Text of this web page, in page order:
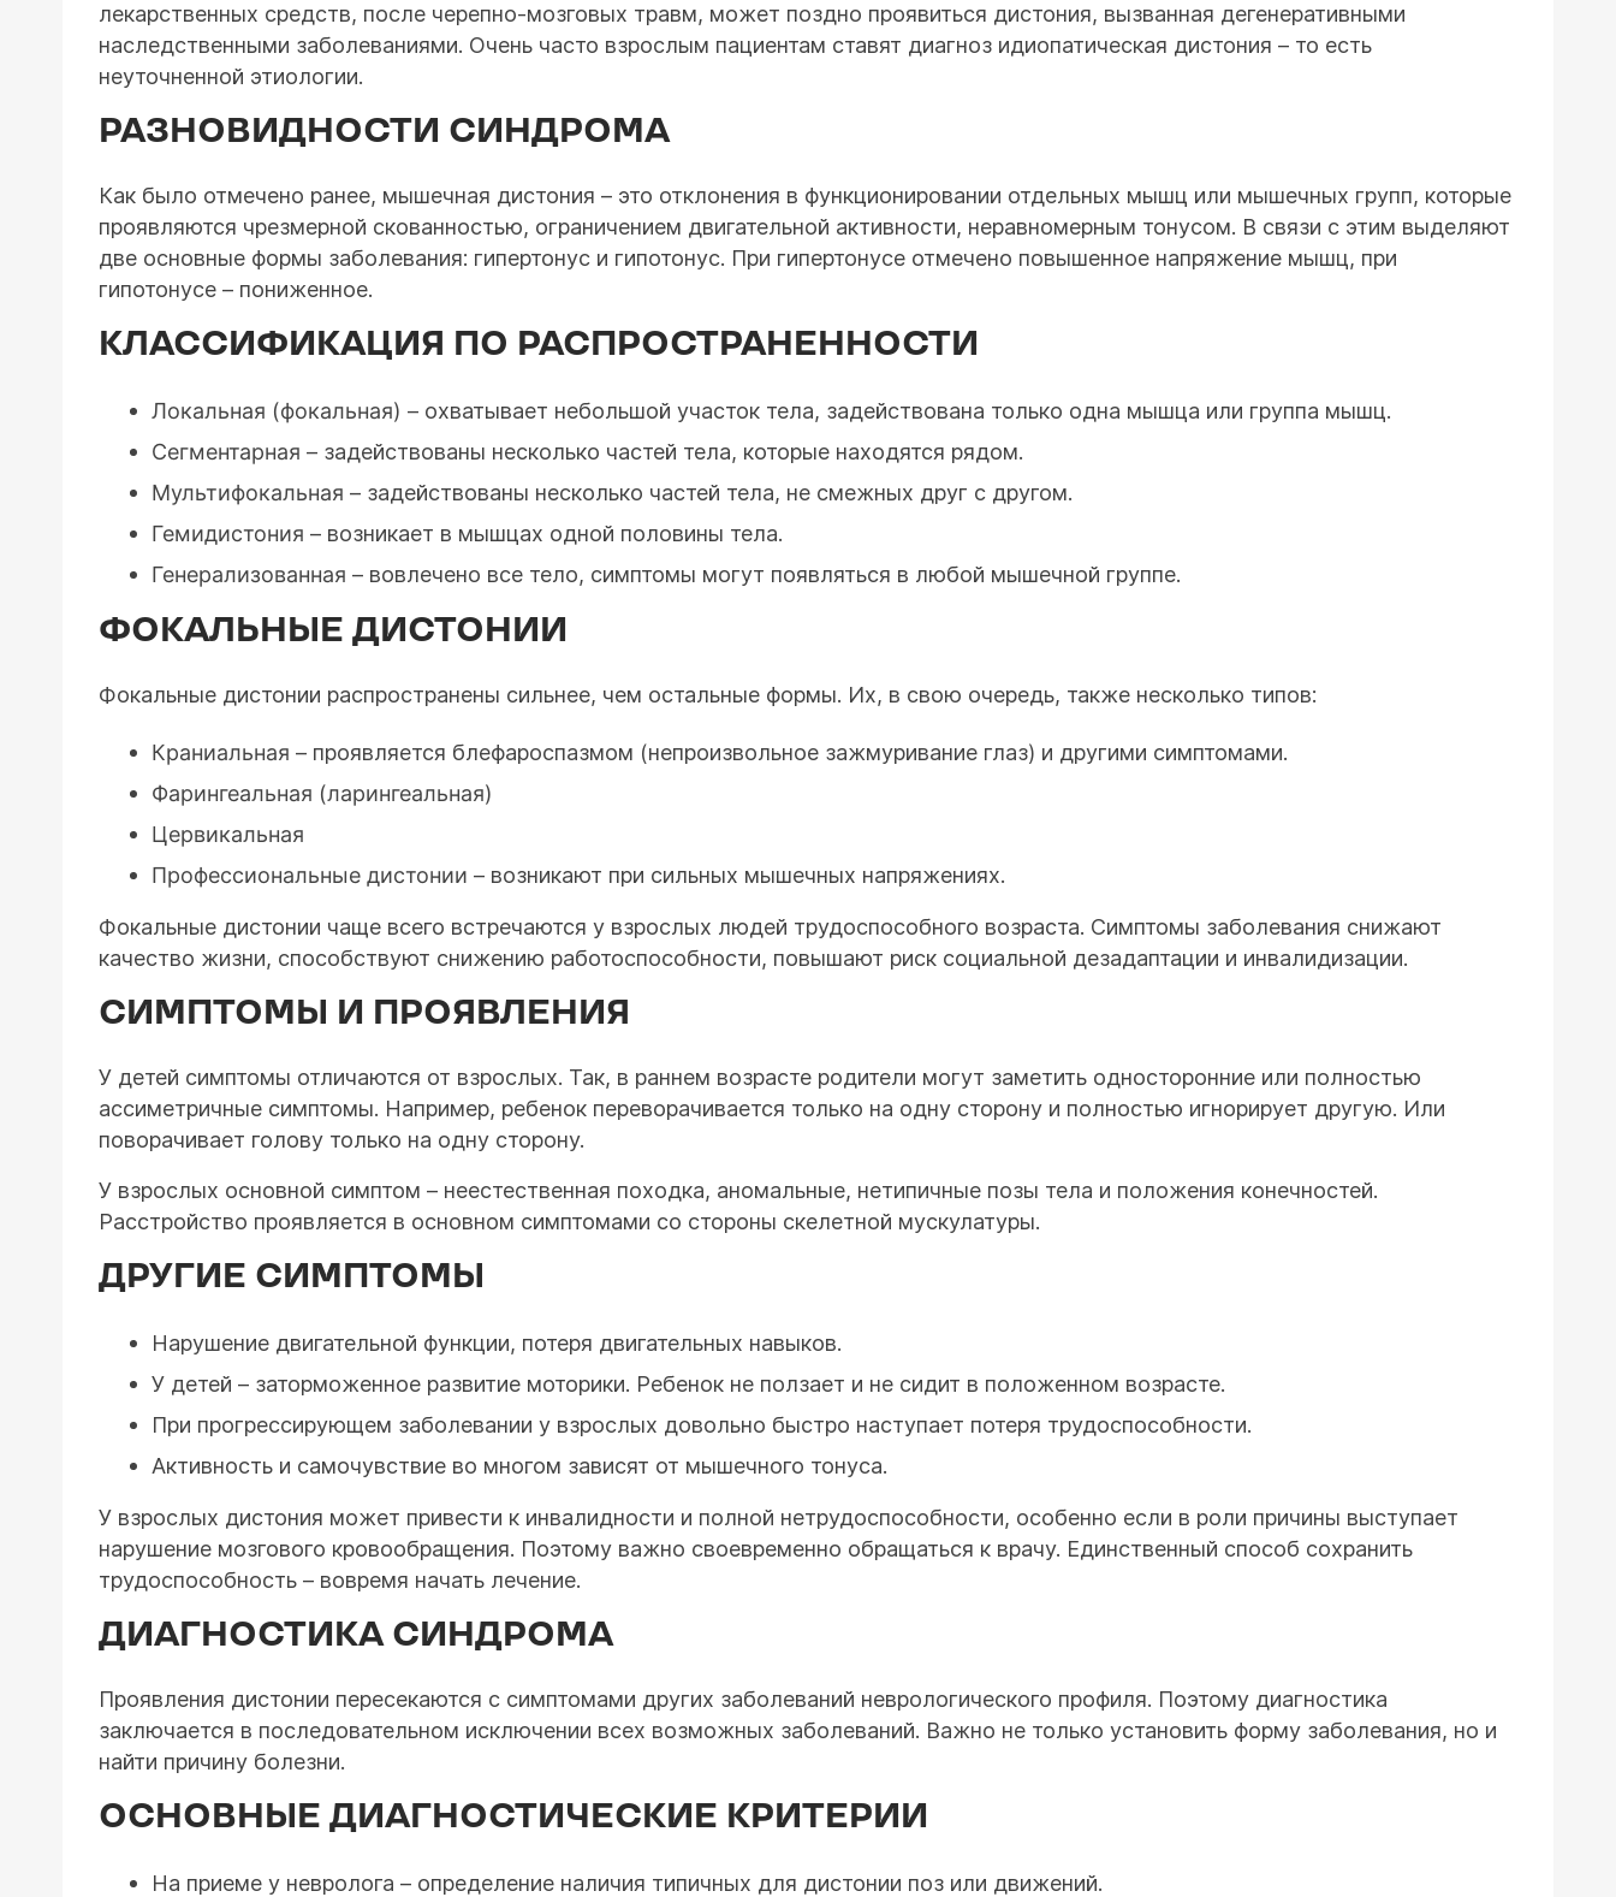
лекарственных средств, после черепно-мозговых травм, может поздно проявиться дистония, вызванная дегенеративными
наследственными заболеваниями. Очень часто взрослым пациентам ставят диагноз идиопатическая дистония – то есть
неуточненной этиологии.
РАЗНОВИДНОСТИ СИНДРОМА
Как было отмечено ранее, мышечная дистония – это отклонения в функционировании отдельных мышц или мышечных групп, которые
проявляются чрезмерной скованностью, ограничением двигательной активности, неравномерным тонусом. В связи с этим выделяют
две основные формы заболевания: гипертонус и гипотонус. При гипертонусе отмечено повышенное напряжение мышц, при
гипотонусе – пониженное.
КЛАССИФИКАЦИЯ ПО РАСПРОСТРАНЕННОСТИ
Локальная (фокальная) – охватывает небольшой участок тела, задействована только одна мышца или группа мышц.
Сегментарная – задействованы несколько частей тела, которые находятся рядом.
Мультифокальная – задействованы несколько частей тела, не смежных друг с другом.
Гемидистония – возникает в мышцах одной половины тела.
Генерализованная – вовлечено все тело, симптомы могут появляться в любой мышечной группе.
ФОКАЛЬНЫЕ ДИСТОНИИ
Фокальные дистонии распространены сильнее, чем остальные формы. Их, в свою очередь, также несколько типов:
Краниальная – проявляется блефароспазмом (непроизвольное зажмуривание глаз) и другими симптомами.
Фарингеальная (ларингеальная)
Цервикальная
Профессиональные дистонии – возникают при сильных мышечных напряжениях.
Фокальные дистонии чаще всего встречаются у взрослых людей трудоспособного возраста. Симптомы заболевания снижают
качество жизни, способствуют снижению работоспособности, повышают риск социальной дезадаптации и инвалидизации.
СИМПТОМЫ И ПРОЯВЛЕНИЯ
У детей симптомы отличаются от взрослых. Так, в раннем возрасте родители могут заметить односторонние или полностью
ассиметричные симптомы. Например, ребенок переворачивается только на одну сторону и полностью игнорирует другую. Или
поворачивает голову только на одну сторону.
У взрослых основной симптом – неестественная походка, аномальные, нетипичные позы тела и положения конечностей.
Расстройство проявляется в основном симптомами со стороны скелетной мускулатуры.
ДРУГИЕ СИМПТОМЫ
Нарушение двигательной функции, потеря двигательных навыков.
У детей – заторможенное развитие моторики. Ребенок не ползает и не сидит в положенном возрасте.
При прогрессирующем заболевании у взрослых довольно быстро наступает потеря трудоспособности.
Активность и самочувствие во многом зависят от мышечного тонуса.
У взрослых дистония может привести к инвалидности и полной нетрудоспособности, особенно если в роли причины выступает
нарушение мозгового кровообращения. Поэтому важно своевременно обращаться к врачу. Единственный способ сохранить
трудоспособность – вовремя начать лечение.
ДИАГНОСТИКА СИНДРОМА
Проявления дистонии пересекаются с симптомами других заболеваний неврологического профиля. Поэтому диагностика
заключается в последовательном исключении всех возможных заболеваний. Важно не только установить форму заболевания, но и
найти причину болезни.
ОСНОВНЫЕ ДИАГНОСТИЧЕСКИЕ КРИТЕРИИ
На приеме у невролога – определение наличия типичных для дистонии поз или движений.